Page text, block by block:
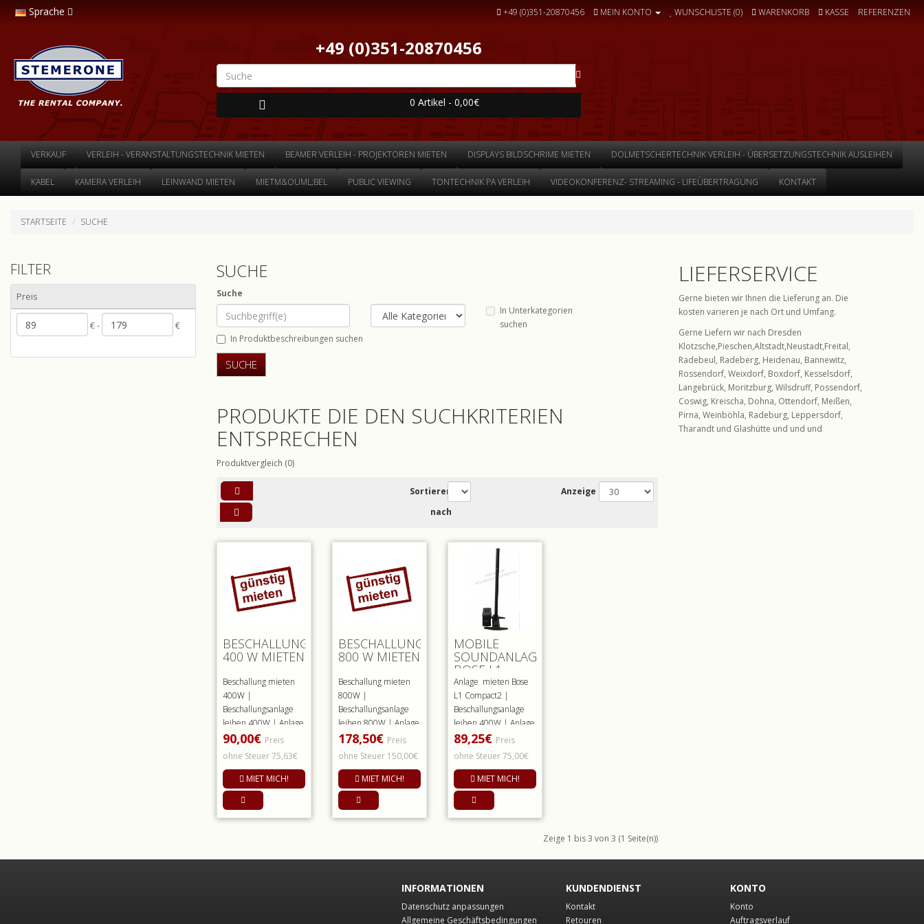
Sprache +49 (0)351-20870456 MEIN KONTO WUNSCHLISTE (0) WARENKORB KASSE REFERENZEN
+49 (0)351-20870456
0 Artikel - 0,00€
VERKAUF VERLEIH - VERANSTALTUNGSTECHNIK MIETEN BEAMER VERLEIH - PROJEKTOREN MIETEN DISPLAYS BILDSCHRIME MIETEN DOLMETSCHERTECHNIK VERLEIH - ÜBERSETZUNGSTECHNIK AUSLEIHEN
KABEL KAMERA VERLEIH LEINWAND MIETEN MIETM&OUML;BEL PUBLIC VIEWING TONTECHNIK PA VERLEIH VIDEOKONFERENZ- STREAMING - LIFEÜBERTRAGUNG KONTAKT
STARTSEITE SUCHE
FILTER
Preis
€ - €
SUCHE
Suche
In Unterkategorien
suchen
In Produktbeschreibungen suchen
PRODUKTE DIE DEN SUCHKRITERIEN
ENTSPRECHEN
Produktvergleich (0)
Sortieren
nach
Anzeige
BESCHALLUNG
400 W MIETEN
Beschallung mieten
400W |
Beschallungsanlage
leihen 400W | Anlage
ausleihenMieten Sie
unsere Kleinbe..
90,00€ Preis
ohne Steuer 75,63€
MIET MICH!
BESCHALLUNG
800 W MIETEN
Beschallung mieten
800W |
Beschallungsanlage
leihen 800W | Anlage
ausleihenMieten Sie
unsere Kleinbe..
178,50€ Preis
ohne Steuer 150,00€
MIET MICH!
MOBILE
SOUNDANLAGE
BOSE L1
COMPACT2
MIETEN
Anlage mieten Bose
L1 Compact2 |
Beschallungsanlage
leihen 400W | Anlage
ausleihenMieten Sie
u..
89,25€ Preis
ohne Steuer 75,00€
MIET MICH!
Zeige 1 bis 3 von 3 (1 Seite(n))
LIEFERSERVICE
Gerne bieten wir Ihnen die Lieferung an. Die
kosten varieren je nach Ort und Umfang.
Gerne Liefern wir nach Dresden
Klotzsche,Pieschen,Altstadt,Neustadt,Freital,
Radebeul, Radeberg, Heidenau, Bannewitz,
Rossendorf, Weixdorf, Boxdorf, Kesselsdorf,
Langebrück, Moritzburg, Wilsdruff, Possendorf,
Coswig, Kreischa, Dohna, Ottendorf, Meißen,
Pirna, Weinböhla, Radeburg, Leppersdorf,
Tharandt und Glashütte und und und
INFORMATIONEN
Datenschutz anpassungen
Allgemeine Geschäftsbedingungen
KUNDENDIENST
Kontakt
Retouren
KONTO
Konto
Auftragsverlauf